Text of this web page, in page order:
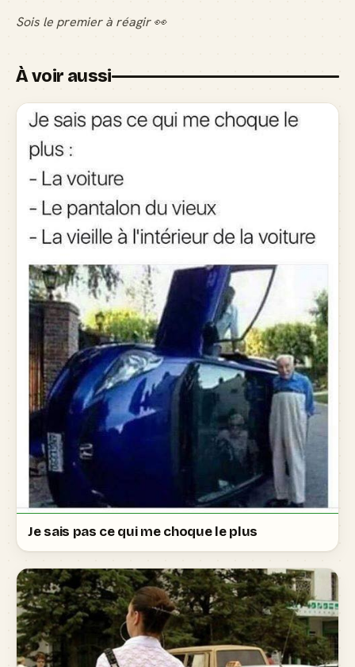
Sois le premier à réagir 👀
À voir aussi
Je sais pas ce qui me choque le plus